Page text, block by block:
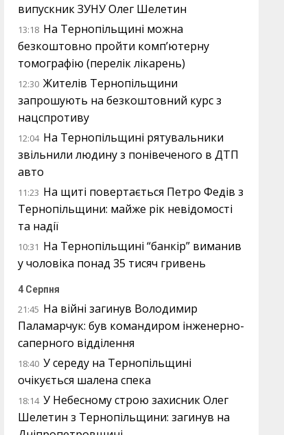
випускник ЗУНУ Олег Шелетин
13:18 На Тернопільщині можна
безкоштовно пройти комп’ютерну
томографію (перелік лікарень)
12:30 Жителів Тернопільщини
запрошують на безкоштовний курс з
нацспротиву
12:04 На Тернопільщині рятувальники
звільнили людину з понівеченого в ДТП
авто
11:23 На щиті повертається Петро Федів з
Тернопільщини: майже рік невідомості
та надії
10:31 На Тернопільщині “банкір” виманив
у чоловіка понад 35 тисяч гривень
4 Серпня
21:45 На війні загинув Володимир
Паламарчук: був командиром інженерно-
саперного відділення
18:40 У середу на Тернопільщині
очікується шалена спека
18:14 У Небесному строю захисник Олег
Шелетин з Тернопільщини: загинув на